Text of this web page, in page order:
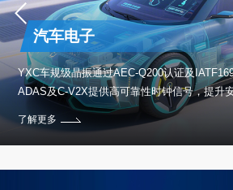
汽车电子
YXC车规级晶振通过AEC-Q200认证及
ADAS及C-V2X提供高可靠性时钟信号，提升
了解更多